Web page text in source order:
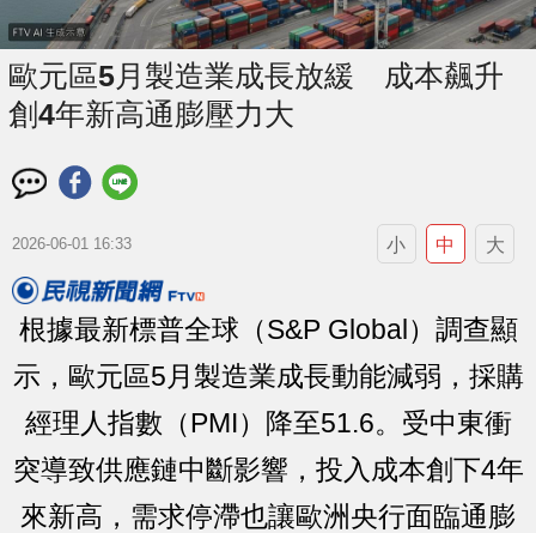
歐元區5月製造業成長放緩 成本飆升
創4年新高通膨壓力大
2026-06-01 16:33 小 中 大
根據最新標普全球（S&P Global）調查顯
示，歐元區5月製造業成長動能減弱，採購
經理人指數（PMI）降至51.6。受中東衝
突導致供應鏈中斷影響，投入成本創下4年
來新高，需求停滯也讓歐洲央行面臨通膨